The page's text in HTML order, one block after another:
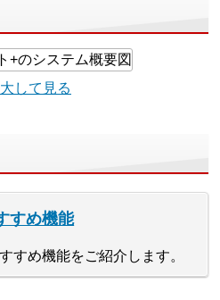
して見る
すめ機能
すめ機能をご紹介します。